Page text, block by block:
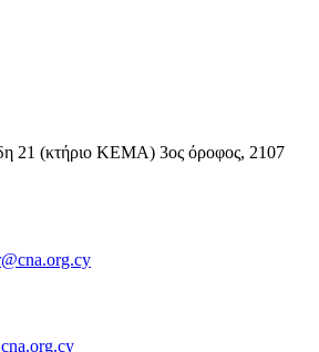
21 (κτήριο ΚΕΜΑ) 3ος όροφος, 2107